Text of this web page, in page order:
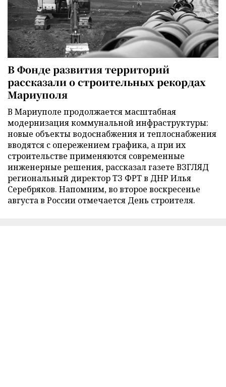
В Фонде развития территорий
рассказали о строительных рекордах
Мариуполя
В Мариуполе продолжается масштабная
модернизация коммунальной инфраструктуры:
новые объекты водоснабжения и теплоснабжения
вводятся с опережением графика, а при их
строительстве применяются современные
инженерные решения, рассказал газете ВЗГЛЯД
региональный директор ТЗ ФРТ в ДНР Илья
Серебряков. Напомним, во второе воскресенье
августа в России отмечается День строителя.